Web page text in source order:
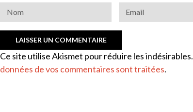
Ce site utilise Akismet pour réduire les indésirables.
données de vos commentaires sont traitées.